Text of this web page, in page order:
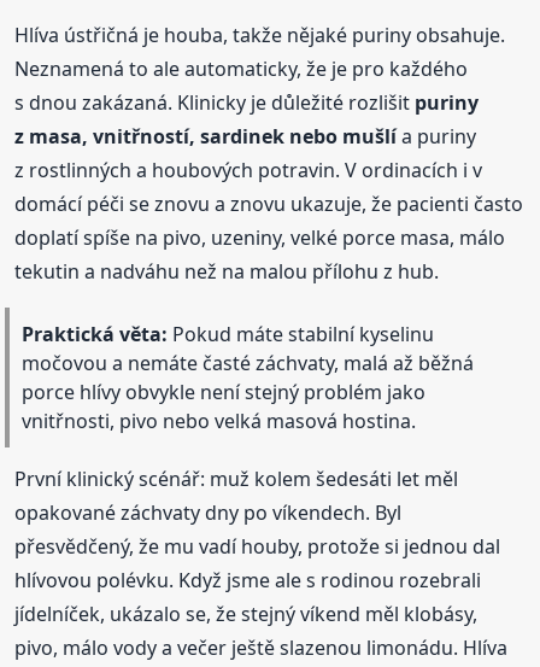
Hlíva ústřičná je houba, takže nějaké puriny obsahuje.
Neznamená to ale automaticky, že je pro každého
s dnou zakázaná. Klinicky je důležité rozlišit puriny
z masa, vnitřností, sardinek nebo mušlía puriny
z rostlinných a houbových potravin. V ordinacích i v
domácí péči se znovu a znovu ukazuje, že pacienti často
doplatí spíše na pivo, uzeniny, velké porce masa, málo
tekutin a nadváhu než na malou přílohu z hub.
Praktická věta: Pokud máte stabilní kyselinu
močovou a nemáte časté záchvaty, malá až běžná
porce hlívy obvykle není stejný problém jako
vnitřnosti, pivo nebo velká masová hostina.
První klinický scénář: muž kolem šedesáti let měl
opakované záchvaty dny po víkendech. Byl
přesvědčený, že mu vadí houby, protože si jednou dal
hlívovou polévku. Když jsme ale s rodinou rozebrali
jídelníček, ukázalo se, že stejný víkend měl klobásy,
pivo, málo vody a večer ještě slazenou limonádu. Hlíva